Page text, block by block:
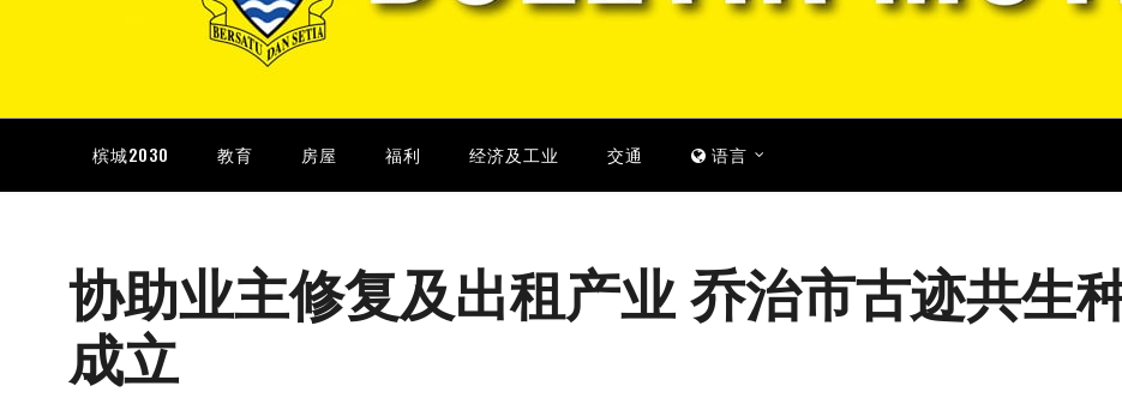
槟城2030 教育 房屋 福利 经济及工业 交通 语言
协助业主修复及出租产业 乔治市古迹共生
成立